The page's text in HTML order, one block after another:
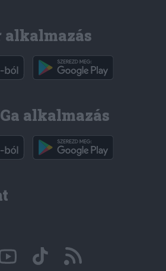
alkalmazás
alkalmazás